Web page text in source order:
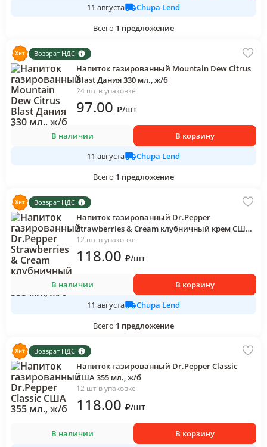
11 августа
Chupa Lend
Всего 1 предложение
Возврат НДС
Напиток газированный Mountain Dew Citrus
Blast Дания 330 мл., ж/б
24 шт в упаковке
97.00 ₽/шт
В наличии
В корзину
11 августа
Chupa Lend
Всего 1 предложение
Возврат НДС
Напиток газированный Dr.Pepper
Strawberries & Cream клубничный крем США
355 мл., ж/б
12 шт в упаковке
118.00 ₽/шт
В наличии
В корзину
11 августа
Chupa Lend
Всего 1 предложение
Возврат НДС
Напиток газированный Dr.Pepper Classic
США 355 мл., ж/б
12 шт в упаковке
118.00 ₽/шт
В наличии
В корзину